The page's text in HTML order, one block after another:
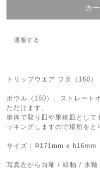
カ
通報する
トリップウエア フタ（160）
ボウル（160）、ストレート
ただけます。
単体で取り皿や果物皿として
ッキングしますので場所をと
サイズ：Φ171mm x h16mm
写真左から白釉 / 緑釉 / 水釉